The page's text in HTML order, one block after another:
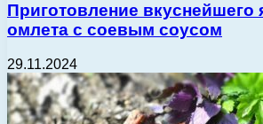
Приготовление вкуснейшего
омлета с соевым соусом
29.11.2024